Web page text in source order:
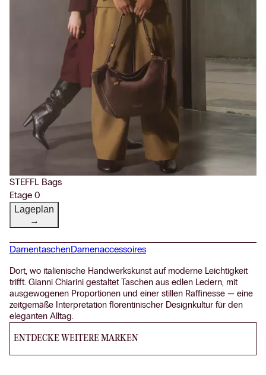
STEFFL Bags
Etage 0
Lageplan
→
DamentaschenDamenaccessoires
Dort, wo italienische Handwerkskunst auf moderne Leichtigkeit
trifft. Gianni Chiarini gestaltet Taschen aus edlen Ledern, mit
ausgewogenen Proportionen und einer stillen Raffinesse — eine
zeitgemäße Interpretation florentinischer Designkultur für den
eleganten Alltag.
ENTDECKE WEITERE MARKEN